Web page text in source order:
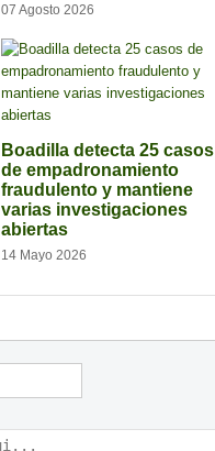
07 Agosto 2026
Boadilla detecta 25 casos
de empadronamiento
fraudulento y mantiene
varias investigaciones
abiertas
14 Mayo 2026